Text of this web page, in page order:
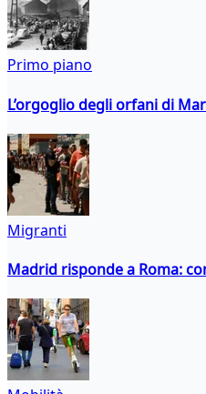
Primo piano
L’orgoglio degli orfani di
Migranti
Madrid risponde a Roma: